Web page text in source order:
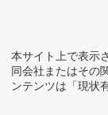
本サイト上で表示
同会社またはその
ンテンツは「現状